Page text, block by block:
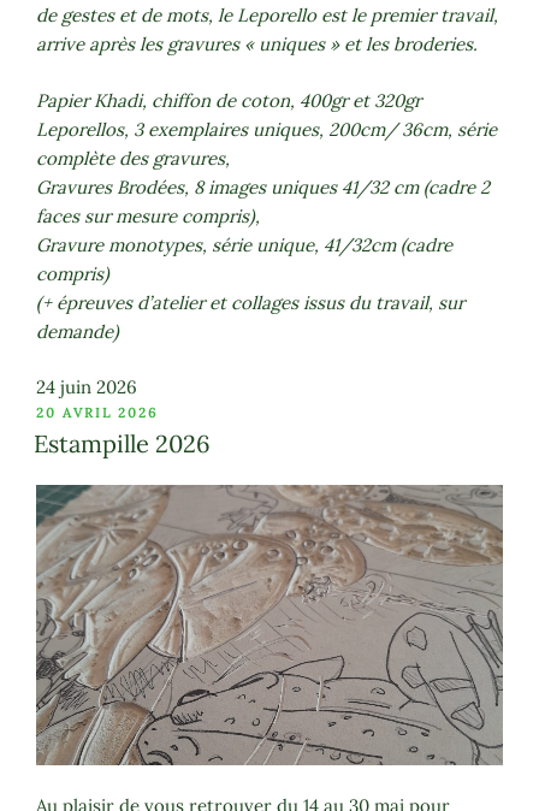
de gestes et de mots, le Leporello est le premier travail,
arrive après les gravures « uniques » et les broderies.
Papier Khadi, chiffon de coton, 400gr et 320gr
Leporellos, 3 exemplaires uniques, 200cm/ 36cm, série
complète des gravures,
Gravures Brodées, 8 images uniques 41/32 cm (cadre 2
faces sur mesure compris),
Gravure monotypes, série unique, 41/32cm (cadre
compris)
(+ épreuves d’atelier et collages issus du travail, sur
demande)
24 juin 2026
PUBLIÉ
LE
20 AVRIL 2026
Estampille 2026
Au plaisir de vous retrouver du 14 au 30 mai pour